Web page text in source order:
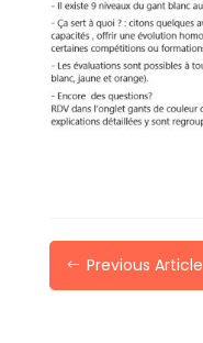
# Previous Article